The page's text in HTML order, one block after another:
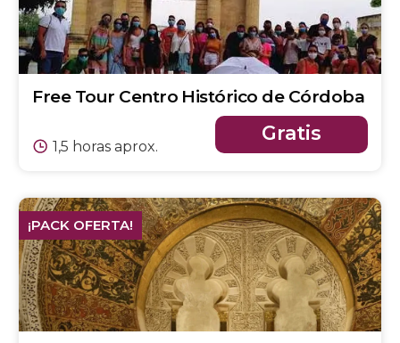
Free Tour Centro Histórico de Córdoba
1,5 horas aprox.
Gratis
¡PACK OFERTA!